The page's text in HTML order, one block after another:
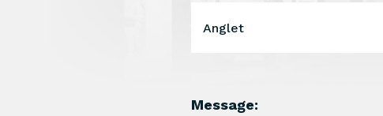
Anglet
Message: